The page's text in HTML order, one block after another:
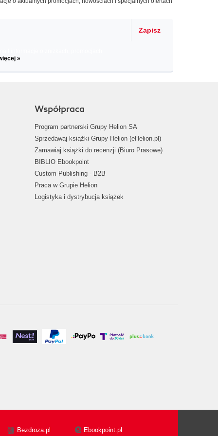
Zapisz
»
Współpraca
Program partnerski Grupy Helion SA
Sprzedawaj książki Grupy Helion (eHelion.pl)
Zamawiaj książki do recenzji (Biuro Prasowe)
BIBLIO Ebookpoint
Custom Publishing - B2B
Praca w Grupie Helion
Logistyka i dystrybucja książek
Bezdroza.pl Ebookpoint.pl